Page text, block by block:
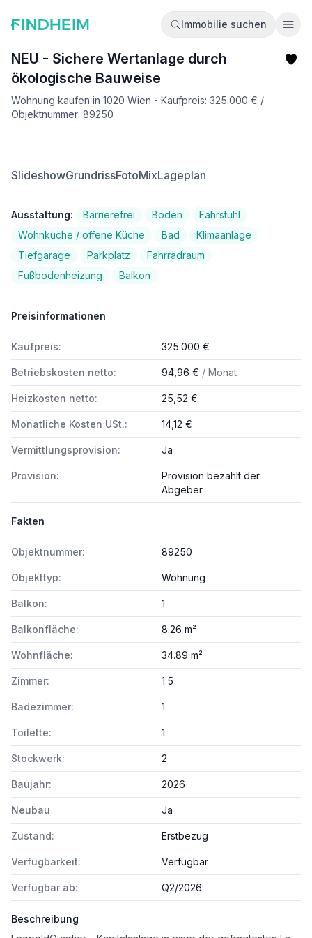
Immobilie suchen
NEU - Sichere Wertanlage durch
ökologische Bauweise
Wohnung kaufen in 1020 Wien - Kaufpreis: 325.000 € /
Objektnummer: 89250
SlideshowGrundrissFotoMixLageplan
Ausstattung: Barrierefrei Boden
Fahrstuhl
Wohnküche / offene Küche
Bad
Klimaanlage
Tiefgarage
Parkplatz
Fahrradraum
Fußbodenheizung
Balkon
Preisinformationen
Kaufpreis: 325.000 €
Betriebskosten netto: 94,96 € / Monat
Heizkosten netto: 25,52 €
Monatliche Kosten USt.: 14,12 €
Vermittlungsprovision: Ja
Provision:
Provision bezahlt der
Abgeber.
Fakten
Objektnummer: 89250
Objekttyp: Wohnung
Balkon: 1
Balkonfläche: 8.26 m²
Wohnfläche: 34.89 m²
Zimmer: 1.5
Badezimmer: 1
Toilette: 1
Stockwerk: 2
Baujahr: 2026
Neubau Ja
Zustand: Erstbezug
Verfügbarkeit: Verfügbar
Verfügbar ab: Q2/2026
Beschreibung